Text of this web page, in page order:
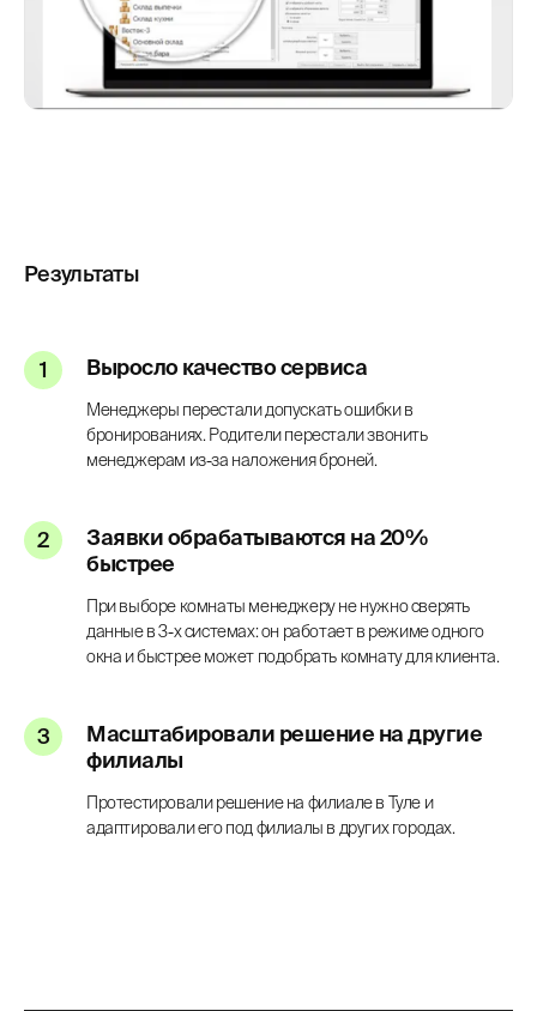
Результаты
Выросло качество сервиса
Менеджеры перестали допускать ошибки в
бронированиях. Родители перестали звонить
менеджерам из-за наложения броней.
Заявки обрабатываются на 20%
быстрее
При выборе комнаты менеджеру не нужно сверять
данные в 3-х системах: он работает в режиме одного
окна и быстрее может подобрать комнату для клиента.
Масштабировали решение на другие
филиалы
Протестировали решение на филиале в Туле и
адаптировали его под филиалы в других городах.